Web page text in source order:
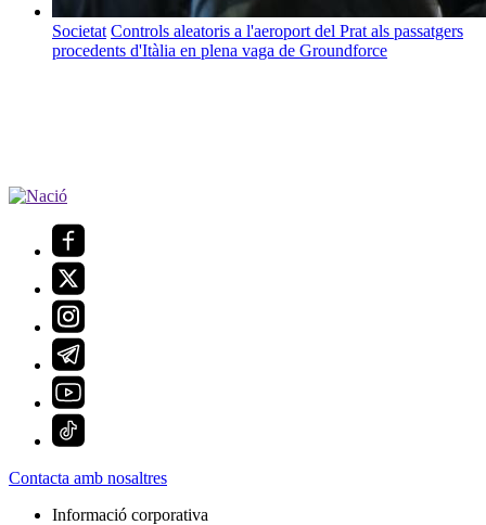
Societat Controls aleatoris a l'aeroport del Prat als passatgers
procedents d'Itàlia en plena vaga de Groundforce
Contacta amb nosaltres
Informació corporativa